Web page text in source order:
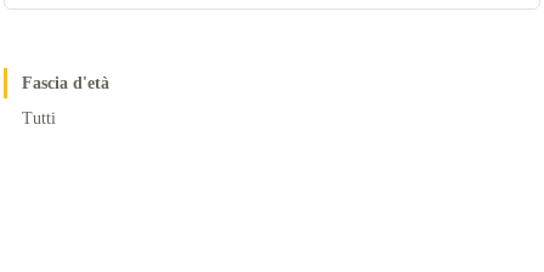
Fascia d'età
Tutti